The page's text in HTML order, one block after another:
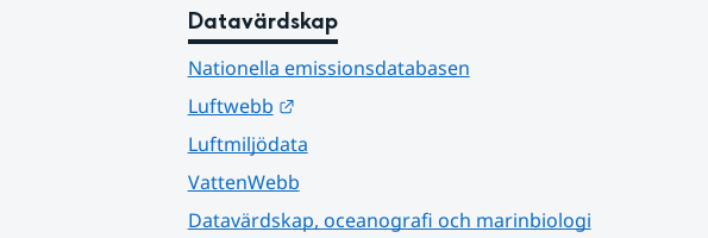
Datavärdskap
Nationella emissionsdatabasen
Luftwebb
Länk till annan webbplats.
Luftmiljödata
VattenWebb
Datavärdskap, oceanografi och marinbiologi